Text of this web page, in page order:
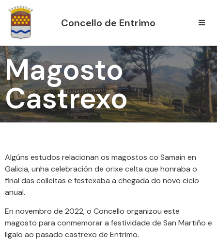
Concello de Entrimo
Magosto
Castrexo
Algúns estudos relacionan os magostos co Samaín en
Galicia, unha celebración de orixe celta que honraba o
final das colleitas e festexaba a chegada do novo ciclo
anual.
En novembro de 2022, o Concello organizou este
magosto para conmemorar a festividade de San Martiño e
ligalo ao pasado castrexo de Entrimo.